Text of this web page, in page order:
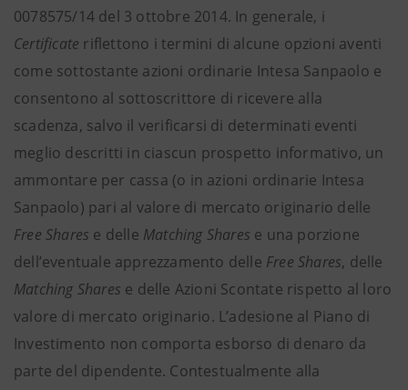
0078575/14 del 3 ottobre 2014. In generale, i
Certificate riflettono i termini di alcune opzioni aventi
come sottostante azioni ordinarie Intesa Sanpaolo e
consentono al sottoscrittore di ricevere alla
scadenza, salvo il verificarsi di determinati eventi
meglio descritti in ciascun prospetto informativo, un
ammontare per cassa (o in azioni ordinarie Intesa
Sanpaolo) pari al valore di mercato originario delle
Free Shares e delle Matching Shares e una porzione
dell’eventuale apprezzamento delle Free Shares, delle
Matching Shares e delle Azioni Scontate rispetto al loro
valore di mercato originario. L’adesione al Piano di
Investimento non comporta esborso di denaro da
parte del dipendente. Contestualmente alla